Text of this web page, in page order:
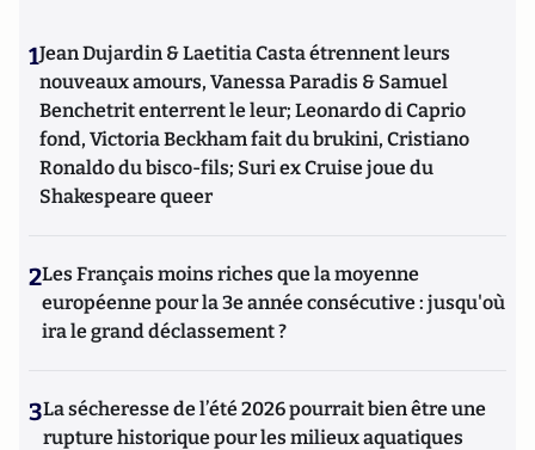
1Jean Dujardin & Laetitia Casta étrennent leurs
nouveaux amours, Vanessa Paradis & Samuel
Benchetrit enterrent le leur; Leonardo di Caprio
fond, Victoria Beckham fait du brukini, Cristiano
Ronaldo du bisco-fils; Suri ex Cruise joue du
Shakespeare queer
2Les Français moins riches que la moyenne
européenne pour la 3e année consécutive : jusqu'où
ira le grand déclassement ?
3La sécheresse de l’été 2026 pourrait bien être une
rupture historique pour les milieux aquatiques